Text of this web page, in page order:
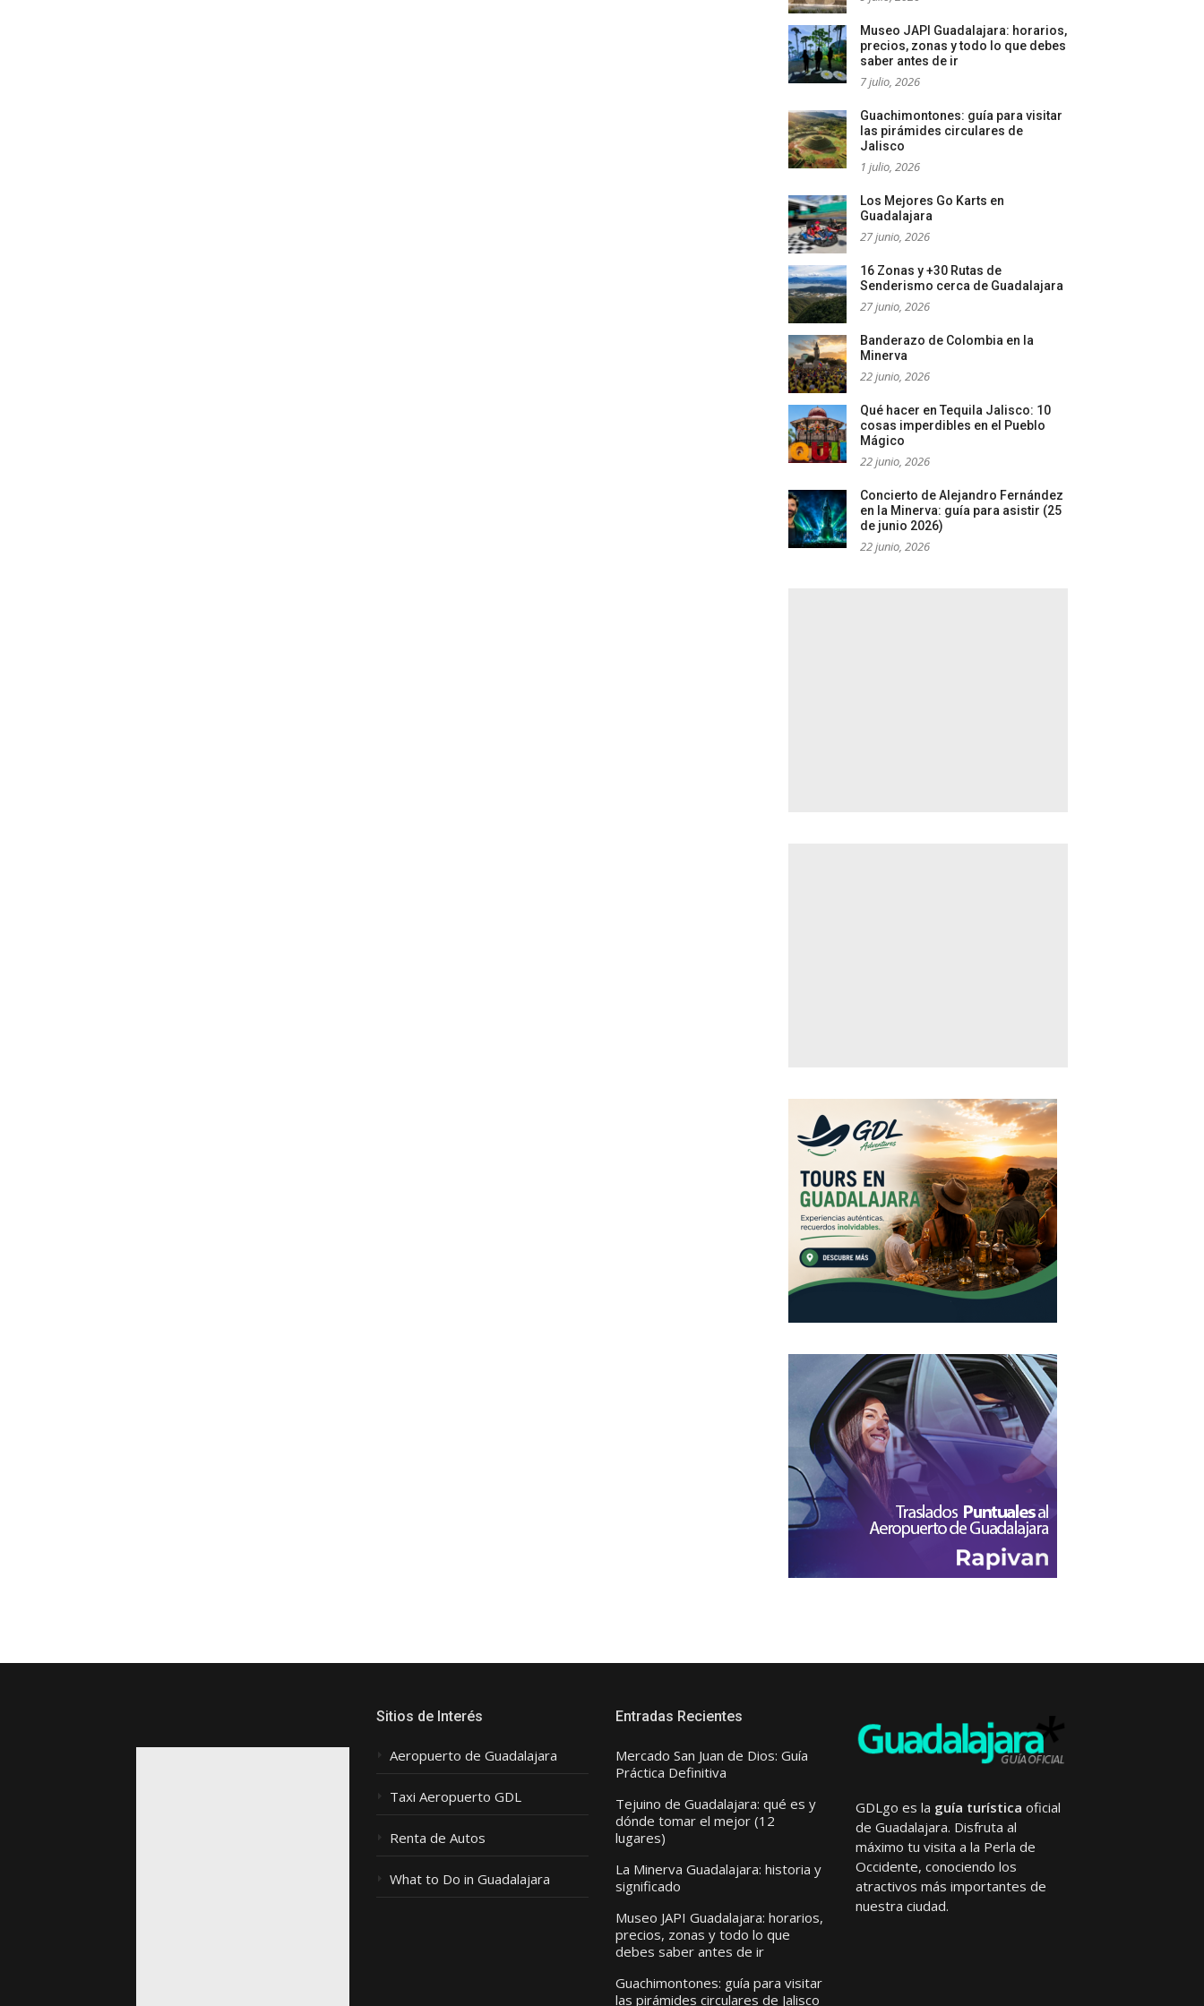
Museo JAPI Guadalajara: horarios,
precios, zonas y todo lo que debes
saber antes de ir
7 julio, 2026
Guachimontones: guía para visitar
las pirámides circulares de
Jalisco
1 julio, 2026
Los Mejores Go Karts en
Guadalajara
27 junio, 2026
16 Zonas y +30 Rutas de
Senderismo cerca de Guadalajara
27 junio, 2026
Banderazo de Colombia en la
Minerva
22 junio, 2026
Qué hacer en Tequila Jalisco: 10
cosas imperdibles en el Pueblo
Mágico
22 junio, 2026
Concierto de Alejandro Fernández
en la Minerva: guía para asistir (25
de junio 2026)
22 junio, 2026
Sitios de Interés
Aeropuerto de Guadalajara
Taxi Aeropuerto GDL
Renta de Autos
What to Do in Guadalajara
Entradas Recientes
Mercado San Juan de Dios: Guía
Práctica Definitiva
Tejuino de Guadalajara: qué es y
dónde tomar el mejor (12
lugares)
La Minerva Guadalajara: historia y
significado
Museo JAPI Guadalajara: horarios,
precios, zonas y todo lo que
debes saber antes de ir
Guachimontones: guía para visitar
las pirámides circulares de Jalisco
GDLgo es la guía turística oficial
de Guadalajara. Disfruta al
máximo tu visita a la Perla de
Occidente, conociendo los
atractivos más importantes de
nuestra ciudad.